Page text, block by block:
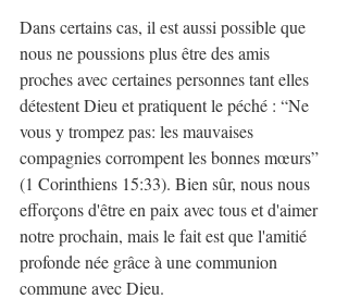
Dans certains cas, il est aussi possible que
nous ne poussions plus être des amis
proches avec certaines personnes tant elles
détestent Dieu et pratiquent le péché : “Ne
vous y trompez pas: les mauvaises
compagnies corrompent les bonnes mœurs”
(1 Corinthiens 15:33). Bien sûr, nous nous
efforçons d'être en paix avec tous et d'aimer
notre prochain, mais le fait est que l'amitié
profonde née grâce à une communion
commune avec Dieu.